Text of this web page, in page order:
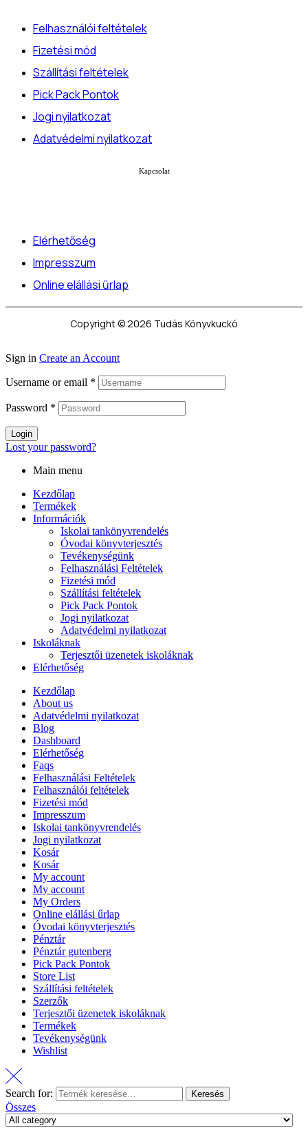
Felhasználói feltételek
Fizetési mód
Szállítási feltételek
Pick Pack Pontok
Jogi nyilatkozat
Adatvédelmi nyilatkozat
Kapcsolat
Elérhetőség
Impresszum
Online elállási űrlap
Copyright © 2026 Tudás Könyvkuckó
Sign in Create an Account
Username or email *
Password *
Login
Lost your password?
Main menu
Kezdőlap
Termékek
Információk
Iskolai tankönyvrendelés
Óvodai könyvterjesztés
Tevékenységünk
Felhasználási Feltételek
Fizetési mód
Szállítási feltételek
Pick Pack Pontok
Jogi nyilatkozat
Adatvédelmi nyilatkozat
Iskoláknak
Terjesztői üzenetek iskoláknak
Elérhetőség
Kezdőlap
About us
Adatvédelmi nyilatkozat
Blog
Dashboard
Elérhetőség
Faqs
Felhasználási Feltételek
Felhasználói feltételek
Fizetési mód
Impresszum
Iskolai tankönyvrendelés
Jogi nyilatkozat
Kosár
Kosár
My account
My account
My Orders
Online elállási űrlap
Óvodai könyvterjesztés
Pénztár
Pénztár gutenberg
Pick Pack Pontok
Store List
Szállítási feltételek
Szerzők
Terjesztői üzenetek iskoláknak
Termékek
Tevékenységünk
Wishlist
Search for: Keresés
Összes